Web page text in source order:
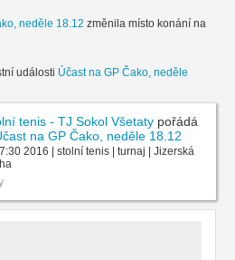
neděle 18.12 změnila místo konání na
události Účast na GP Čako, neděle
tenis - TJ Sokol Všetaty pořádá
na GP Čako, neděle 18.12
2016 | stolní tenis | turnaj | Jizerská